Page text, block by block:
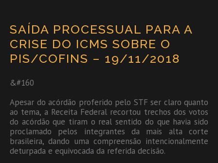
SAÍDA PROCESSUAL PARA A
CRISE DO ICMS SOBRE O
PIS/COFINS – 19/11/2018
&#160
Apesar do acórdão proferido pelo STF ser claro quanto
ao tema, a Receita Federal recortou trechos dos votos
do acórdão que tiram o real sentido do que havia sido
proclamado pelos integrantes da mais alta corte
brasileira, dando uma compreensão intencionalmente
deturpada e equivocada da referida decisão.